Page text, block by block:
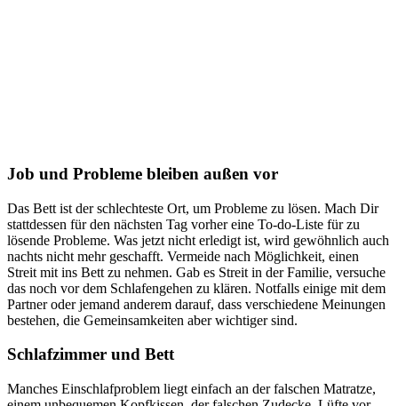
Job und Probleme bleiben außen vor
Das Bett ist der schlechteste Ort, um Probleme zu lösen. Mach Dir
stattdessen für den nächsten Tag vorher eine To-do-Liste für zu
lösende Probleme. Was jetzt nicht erledigt ist, wird gewöhnlich auch
nachts nicht mehr geschafft. Vermeide nach Möglichkeit, einen
Streit mit ins Bett zu nehmen. Gab es Streit in der Familie, versuche
das noch vor dem Schlafengehen zu klären. Notfalls einige mit dem
Partner oder jemand anderem darauf, dass verschiedene Meinungen
bestehen, die Gemeinsamkeiten aber wichtiger sind.
Schlafzimmer und Bett
Manches Einschlafproblem liegt einfach an der falschen Matratze,